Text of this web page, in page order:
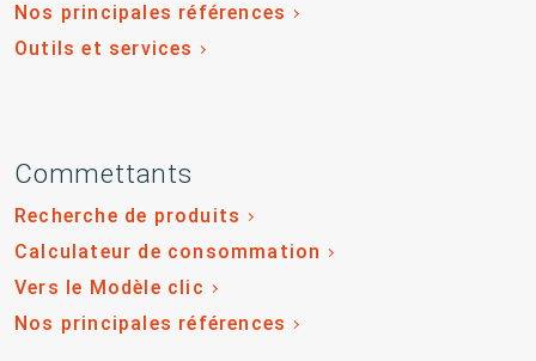
Nos principales références
Outils et services
Commettants
Recherche de produits
Calculateur de consommation
Vers le Modèle clic
Nos principales références